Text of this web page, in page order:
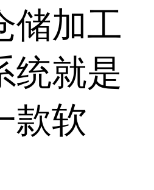
储加工
统就是
款软